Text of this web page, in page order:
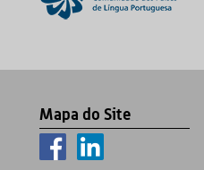
Mapa do Site